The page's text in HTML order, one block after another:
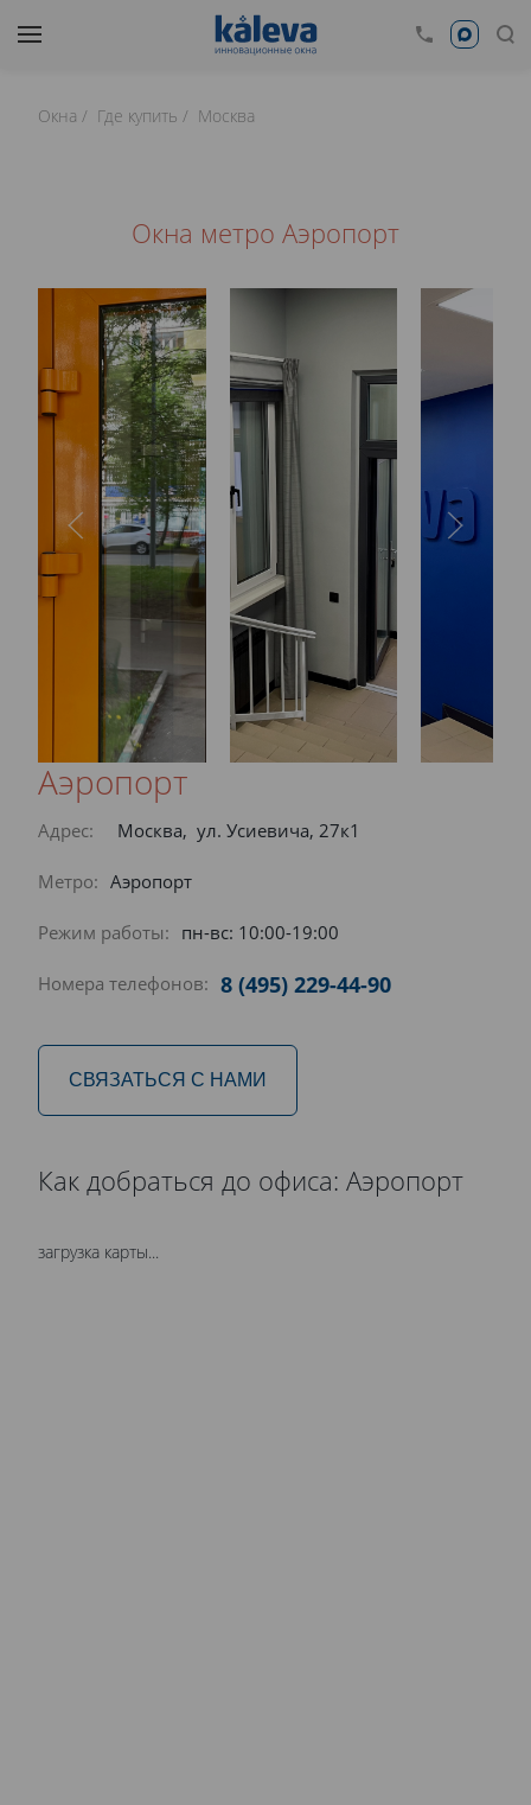
Окна Где купить Москва
Окна метро Аэропорт
Аэропорт
Адрес: Москва, ул. Усиевича, 27к1
Метро: Аэропорт
Режим работы: пн-вс: 10:00-19:00
Номера телефонов: 8 (495) 229-44-90
СВЯЗАТЬСЯ С НАМИ
Как добраться до офиса: Аэропорт
загрузка карты...